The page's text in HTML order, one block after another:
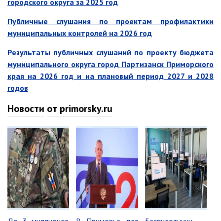
спорта
✆ Телефонный справочник
График работы
Информация о ходе выполнения
перспективного плана работы на 2025
Информация о ходе выполнения
перспективного плана работы на 2024
год
Информация о ходе выполнения
перспективного плана работы на 2023
год
Информация о ходе выполнения
перспективного плана работы на 2022
год
городского округа за 2025 год
Публичные слушания по проектам профилактики
муниципальных контролей на 2026 год
Результаты публичных слушаний по проекту бюджета
муниципального округа город Партизанск Приморского
края на 2026 год и на плановый период 2027 и 2028
годов
Новости от primorsky.ru